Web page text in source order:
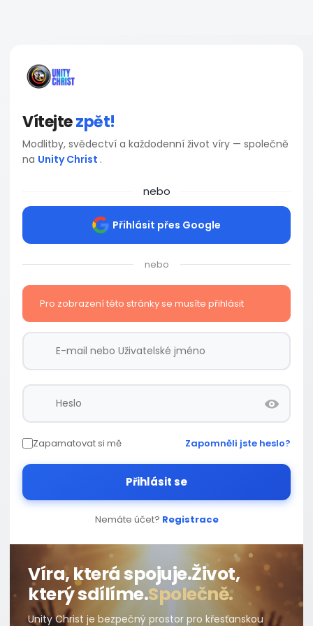
Vítejtezpět!
Modlitby, svědectví a každodenní život víry — společně
na Unity Christ .
nebo
Přihlásit přes Google
nebo
Pro zobrazení této stránky se musíte přihlásit
Zapamatovat si mě Zapomněli jste heslo?
Přihlásit se
Nemáte účet? Registrace
Víra, která spojuje.Život,
který sdílíme.Společně.
Unity Christ je bezpečný prostor pro křesťanskou